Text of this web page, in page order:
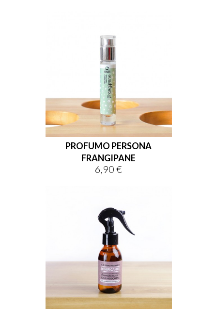
PROFUMO PERSONA
FRANGIPANE
Prix
6,90 €